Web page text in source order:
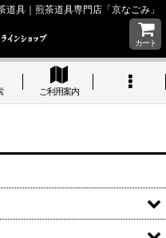
具｜煎茶道具専門店「京なごみ」
カート
ご利用案内